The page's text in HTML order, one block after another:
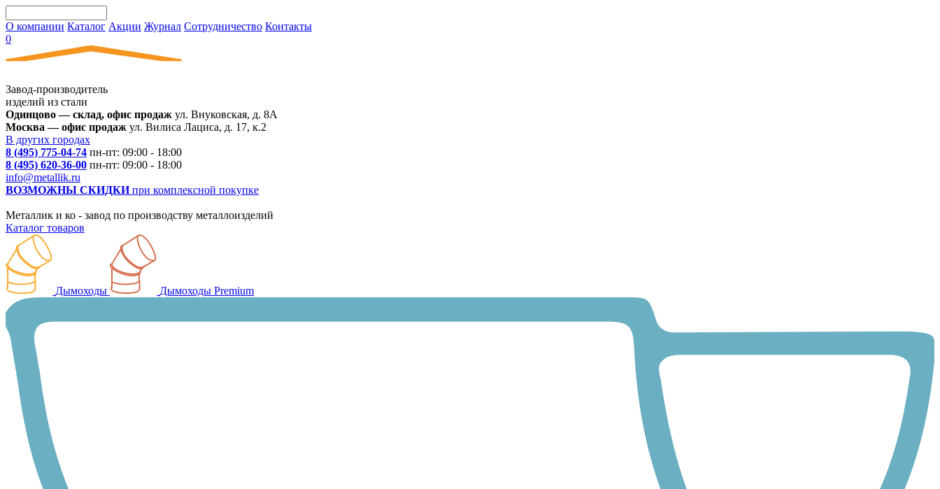
О компании Каталог Акции Журнал Сотрудничество Контакты
0
Завод-производитель
изделий из стали
Одинцово — склад, офис продаж ул. Внуковская, д. 8А
Москва — офис продаж ул. Вилиса Лациса, д. 17, к.2
В других городах
8 (495) 775-04-74 пн-пт: 09:00 - 18:00
8 (495) 620-36-00 пн-пт: 09:00 - 18:00
info@metallik.ru
ВОЗМОЖНЫ СКИДКИпри комплексной покупке
Металлик и ко - завод по производству металлоизделий
Каталог товаров
Дымоходы Дымоходы Premium